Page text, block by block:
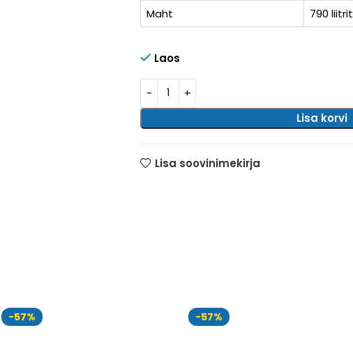
Maht
790 liitrit
Laos
Lisa korvi
Lisa soovinimekirja
-57% -57%